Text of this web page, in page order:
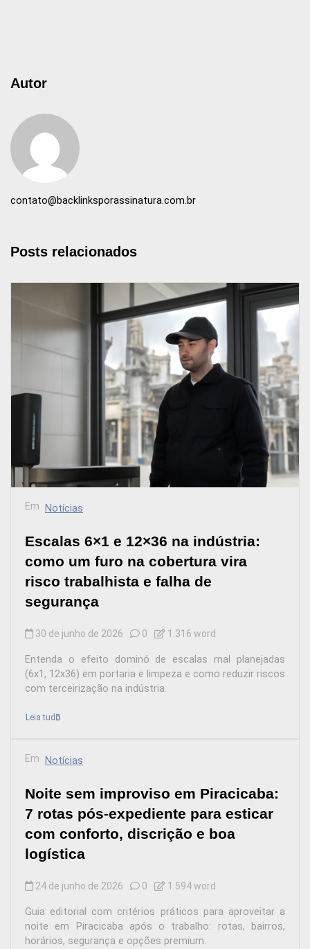
Autor
contato@backlinksporassinatura.com.br
Posts relacionados
Em Notícias
Escalas 6×1 e 12×36 na indústria:
como um furo na cobertura vira
risco trabalhista e falha de
segurança
30 de junho de 2026 0 1.316 word
Entenda o efeito dominó de escalas mal planejadas
(6x1, 12x36) em portaria e limpeza e como reduzir riscos
com terceirização na indústria.
Leia tudo
Em Notícias
Noite sem improviso em Piracicaba:
7 rotas pós-expediente para esticar
com conforto, discrição e boa
logística
24 de junho de 2026 0 1.594 word
Guia editorial com critérios práticos para aproveitar a
noite em Piracicaba após o trabalho: rotas, bairros,
horários, segurança e opções premium.